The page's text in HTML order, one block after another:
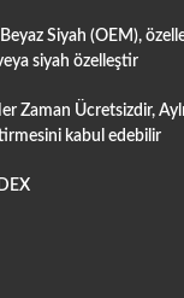
Beyaz Siyah (OEM),
siyah özelleştir
Zaman Ücretsizdir,
kabul edebilir